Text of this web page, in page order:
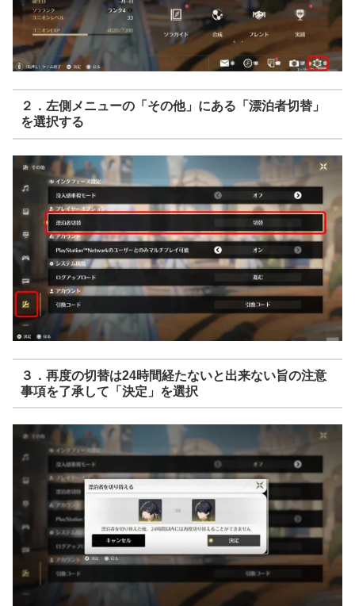
２．左側メニューの「その他」にある「漂泊者切替」
を選択する
３．再度の切替は24時間経たないと出来ない旨の注意
事項を了承して「決定」を選択